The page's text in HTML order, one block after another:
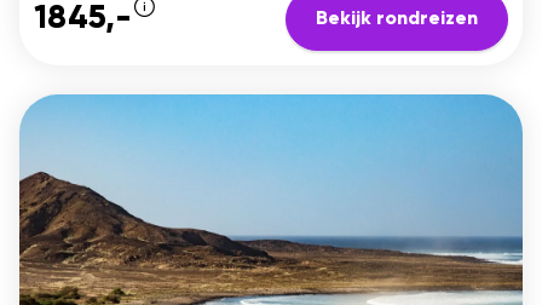
1845,- Bekijk rondreizen